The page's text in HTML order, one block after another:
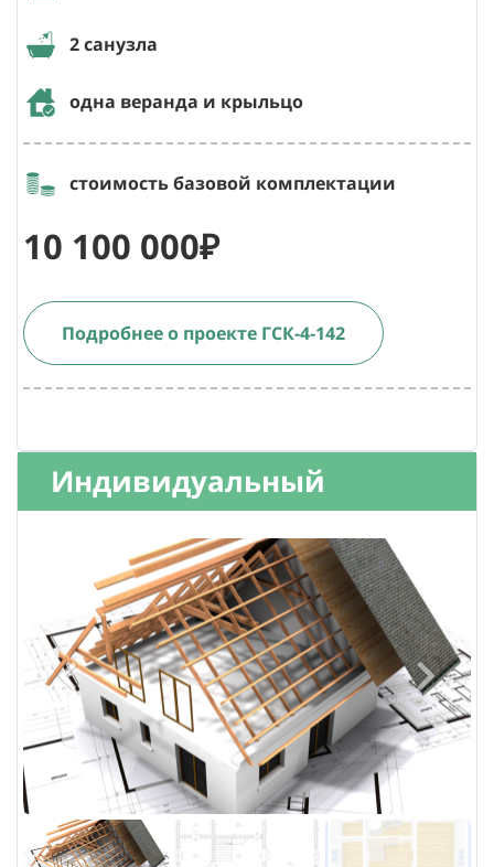
2 санузла
одна веранда и крыльцо
стоимость базовой комплектации
10 100 000₽
Подробнее о проекте ГСК-4-142
Индивидуальный